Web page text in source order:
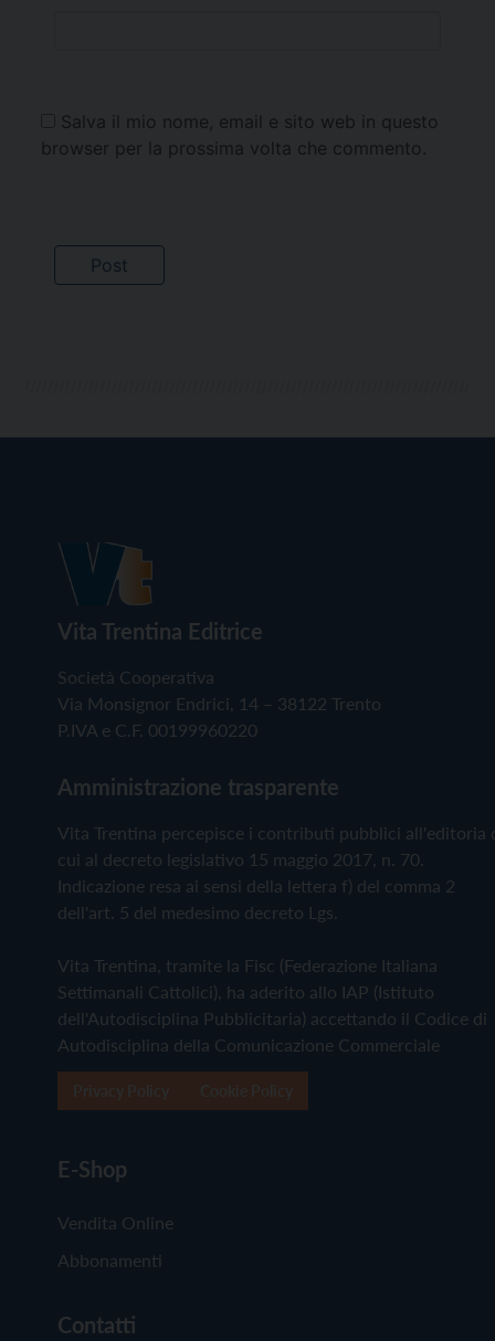
Salva il mio nome, email e sito web in questo
browser per la prossima volta che commento.
Vita Trentina Editrice
Società Cooperativa
Via Monsignor Endrici, 14 – 38122 Trento
P.IVA e C.F. 00199960220
Amministrazione trasparente
Vita Trentina percepisce i contributi pubblici all'editoria
cui al decreto legislativo 15 maggio 2017, n. 70.
Indicazione resa ai sensi della lettera f) del comma 2
dell'art. 5 del medesimo decreto Lgs.
Vita Trentina, tramite la Fisc (Federazione Italiana
Settimanali Cattolici), ha aderito allo IAP (Istituto
dell'Autodisciplina Pubblicitaria) accettando il Codice di
Autodisciplina della Comunicazione Commerciale
E-Shop
Vendita Online
Abbonamenti
Contatti